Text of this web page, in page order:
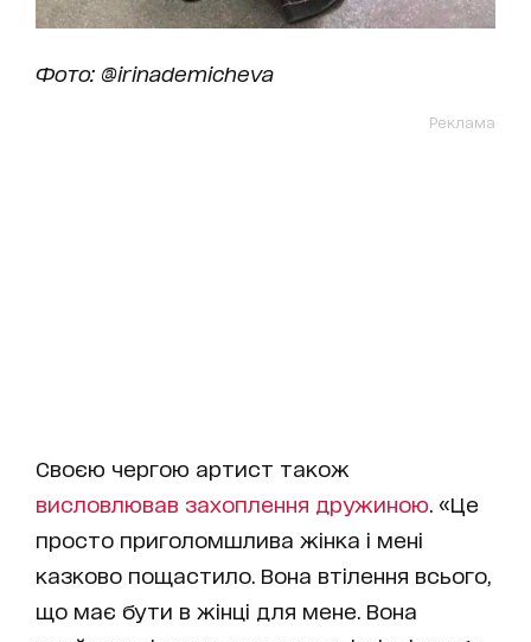
Фото: @irinademicheva
Реклама
Своєю чергою артист також
висловлював захоплення дружиною . «Це
просто приголомшлива жінка і мені
казково пощастило. Вона втілення всього,
що має бути в жінці для мене. Вона